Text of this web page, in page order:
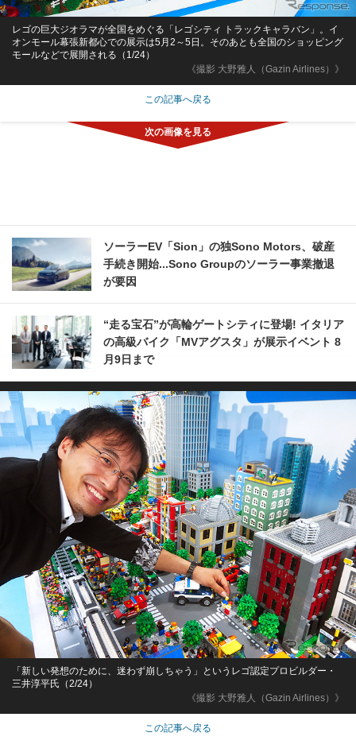
《撮影 大野雅人（Gazin Airlines）》
レゴの巨大ジオラマが全国をめぐる「レゴシティ トラックキャラバン」。イ
オンモール幕張新都心での展示は5月2～5日。そのあとも全国のショッピング
モールなどで展開される（1/24）
この記事へ戻る
ソーラーEV「Sion」の独Sono Motors、破産
手続き開始...Sono Groupのソーラー事業撤退
が要因
“走る宝石”が高輪ゲートシティに登場! イタリア
の高級バイク「MVアグスタ」が展示イベント 8
月9日まで
《撮影 大野雅人（Gazin Airlines）》
「新しい発想のために、迷わず崩しちゃう」というレゴ認定プロビルダー・
三井淳平氏（2/24）
この記事へ戻る